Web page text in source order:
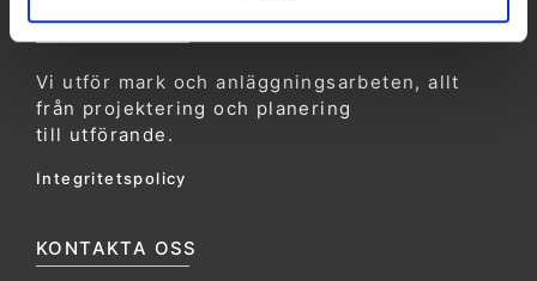
KANMARK AB
Vi utför mark och anläggningsarbeten, allt
från projektering och planering
till utförande.
Integritetspolicy
KONTAKTA OSS